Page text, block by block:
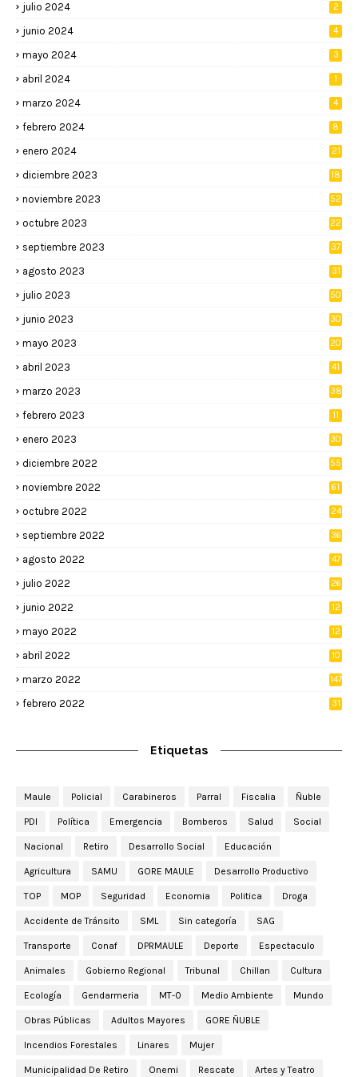
julio 2024 2
junio 2024 4
mayo 2024 3
abril 2024 1
marzo 2024 4
febrero 2024 8
enero 2024 21
diciembre 2023 18
noviembre 2023 52
octubre 2023 22
septiembre 2023 37
agosto 2023 31
julio 2023 50
junio 2023 30
mayo 2023 20
abril 2023 41
marzo 2023 38
febrero 2023 11
enero 2023 30
diciembre 2022 55
noviembre 2022 61
octubre 2022 24
septiembre 2022 36
agosto 2022 47
julio 2022 26
junio 2022
12
mayo 2022
12
abril 2022
10
marzo 2022 147
febrero 2022 31
Etiquetas
Maule Policial Carabineros Parral Fiscalia Ñuble
PDI Política Emergencia Bomberos Salud Social
Nacional Retiro Desarrollo Social Educación
Agricultura SAMU GORE MAULE Desarrollo Productivo
TOP MOP Seguridad Economia Politica Droga
Accidente de Tránsito SML Sin categoría SAG
Transporte Conaf DPRMAULE Deporte Espectaculo
Animales Gobierno Regional Tribunal Chillan Cultura
Ecología Gendarmeria MT-0 Medio Ambiente Mundo
Obras Públicas Adultos Mayores GORE ÑUBLE
Incendios Forestales Linares Mujer
Municipalidad De Retiro Onemi Rescate Artes y Teatro